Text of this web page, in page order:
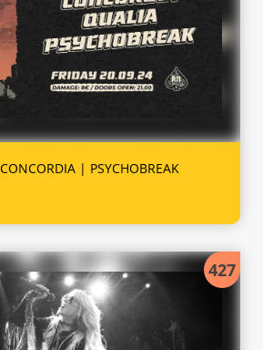
| PSYCHOBREAK
427